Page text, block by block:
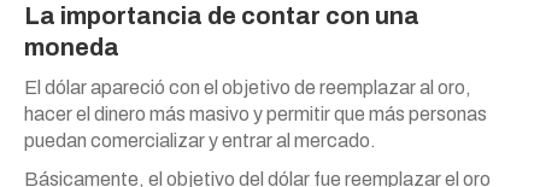
La importancia de contar con una
moneda
El dólar apareció con el objetivo de reemplazar al oro,
hacer el dinero más masivo y permitir que más personas
puedan comercializar y entrar al mercado.
Básicamente, el objetivo del dólar fue reemplazar el oro